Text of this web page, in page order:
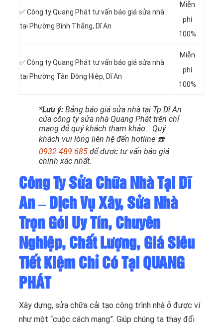
✅ Công ty Quang Phát tư vấn báo giá sửa nhà
tại Phường Bình Thắng, Dĩ An
Miễn
phí
100%
✅ Công ty Quang Phát tư vấn báo giá sửa nhà
tại Phường Tân Đông Hiệp, Dĩ An
Miễn
phí
100%
*Lưu ý: Bảng báo giá sửa nhà tại Tp Dĩ An
của công ty sửa nhà Quang Phát trên chỉ
mang đẻ quý khách tham khảo… Quý
khách vui lòng liên hệ đến hotline ☎️
0932.489.685 để được tư vấn báo giá
chính xác nhất.
Công Ty Sửa Chữa Nhà Tại Dĩ
An – Dịch Vụ Xây, Sửa Nhà
Trọn Gói Uy Tín, Chuyên
Nghiệp, Chất Lượng, Giá Siêu
Tiết Kiệm Chỉ Có Tại QUANG
PHÁT
Xây dựng, sửa chữa cải tạo công trình nhà ở được ví
như một “cuộc cách mạng”. Giúp chúng ta thay đổi